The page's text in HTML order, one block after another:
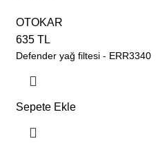
OTOKAR
635 TL
Defender yağ filtesi - ERR3340
Sepete Ekle